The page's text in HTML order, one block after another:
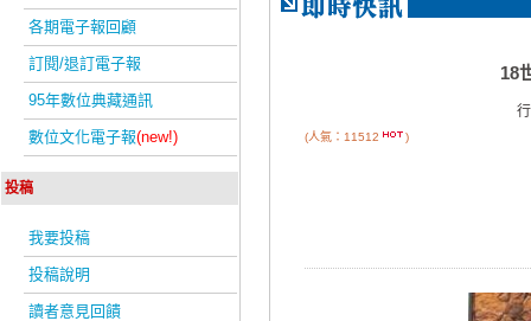
各期電子報回顧
訂閱/退訂電子報
95年數位典藏通訊
數位文化電子報(new!)
投稿
我要投稿
投稿說明
讀者意見回饋
18
(人氣：11512 )